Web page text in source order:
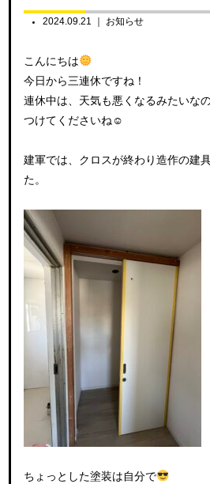
2024.09.21 ｜ お知らせ
こんにちは
今日から三連休ですね！
連休中は、天気も悪くなるみたいな
つけてくださいね☺︎
建軍では、クロスが終わり造作の建
た。
ちょっとした塗装は自分で